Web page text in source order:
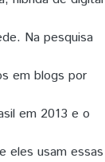
Na pesquisa
em blogs por
em 2013 e o
eles usam essas